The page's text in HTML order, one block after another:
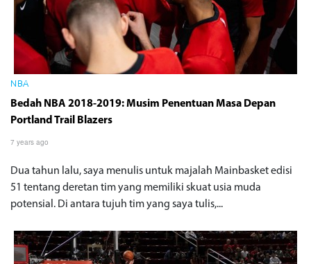
NBA
Bedah NBA 2018-2019: Musim Penentuan Masa Depan
Portland Trail Blazers
7 years ago
Dua tahun lalu, saya menulis untuk majalah Mainbasket edisi
51 tentang deretan tim yang memiliki skuat usia muda
potensial. Di antara tujuh tim yang saya tulis,...